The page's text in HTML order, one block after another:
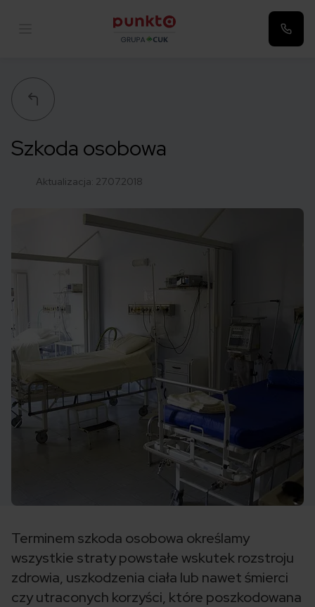
Szkoda osobowa
Aktualizacja: 27.07.2018
Terminem szkoda osobowa określamy
wszystkie straty powstałe wskutek rozstroju
zdrowia, uszkodzenia ciała lub nawet śmierci
czy utraconych korzyści, które poszkodowana